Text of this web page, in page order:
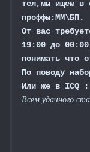
тел,мы ищем в
проффы:ММ\БП.
От вас
19:00 до
понимать что
По поводу
Или же в ICQ :
Всем удачного